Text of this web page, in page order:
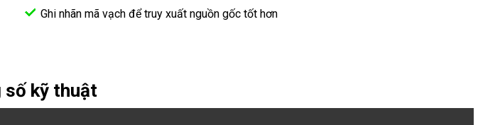
Ghi nhãn mã vạch để truy xuất nguồn gốc tốt hơn
số kỹ thuật